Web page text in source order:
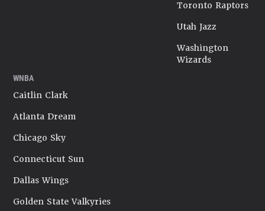
Toronto Raptors
Utah Jazz
Washington
Wizards
WNBA
Caitlin Clark
Atlanta Dream
Chicago Sky
Connecticut Sun
Dallas Wings
Golden State Valkyries